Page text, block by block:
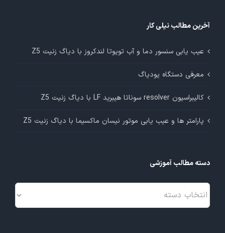
آخرین مطالب نیلی کار
عیب یابی سنسور دما و آب تویوتا لندکروز با دیاگ زنیت Z5
معرفی دستگاه یودیاگ
کالیبراسیون resolver سوناتا هیبرید LF با دیاگ زنیت Z5
پارامتر ها و عیب یابی موتور نیسان ماکسیما با دیاگ زنیت Z5
دسته مطالب آموزشی
دسته